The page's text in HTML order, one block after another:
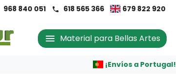
968 840 051 call 618 565 366 679 822 920
menu Material para Bellas Artes
¡Envíos a Portugal!